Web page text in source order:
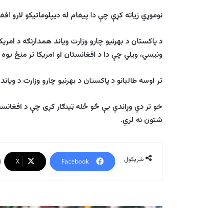
نوموړي زياته کړې چې دا پيغام له ديپلوماتيکو لارو
د پاکستان د بهرنيو چارو وزارت وياند همدارنګه د
ونيسي، ويلي چې دا د افغانستان او امريکا تر منځ يوه
تر اوسه طالبانو د پاکستان د بهرنيو چارو وزارت د
خو تر دې وړاندې يې څو ځله ټينګار کړی چې د
شتون نه لري.
شریکول Facebook
X